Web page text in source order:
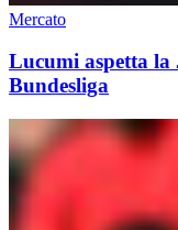
Mercato
Lucumi aspetta la
Bundesliga